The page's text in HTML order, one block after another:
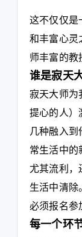
这不仅仅
和丰富心灵
师丰富的教
谁是寂天
寂天大师为
提心的人）
几种融入到
常生活中的
尤其流利，
生活中清除
必须报名参
每一个环